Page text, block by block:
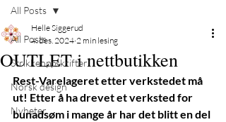
All Posts
Strikkeoppskrifter
Norsk design
Nyheter
All Posts
OUTLET i nettbutikken
Helle Siggerud
4. des. 2024 2 min lesing
Rest-Varelageret etter verkstedet må
ut! Etter å ha drevet et verksted for
bunadsøm i mange år har det blitt en del